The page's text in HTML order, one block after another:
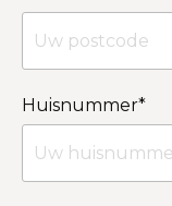
Huisnummer*